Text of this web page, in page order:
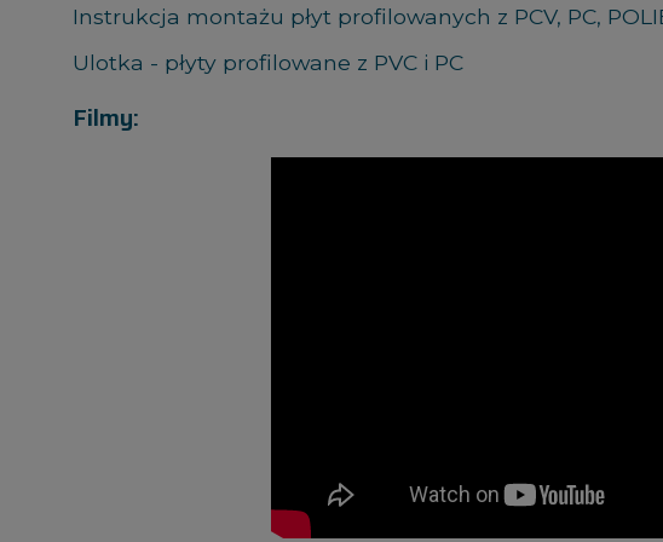
Instrukcja montażu płyt profilowanych z PCV, PC,
Ulotka - płyty profilowane z PVC i PC
Filmy: